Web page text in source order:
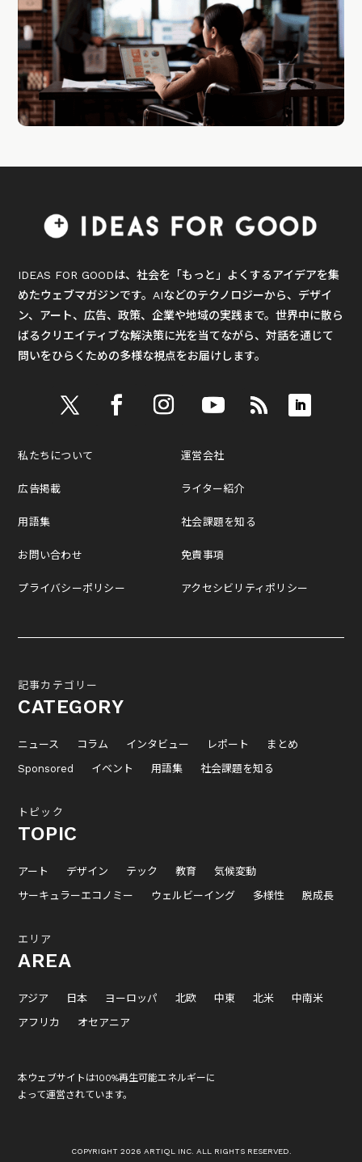
IDEAS FOR GOODは、社会を「もっと」よくするアイデアを集
めたウェブマガジンです。AIなどのテクノロジーから、デザイ
ン、アート、広告、政策、企業や地域の実践まで。世界中に散ら
ばるクリエイティブな解決策に光を当てながら、対話を通じて
問いをひらくための多様な視点をお届けします。
私たちについて
広告掲載
用語集
お問い合わせ
プライバシーポリシー
運営会社
ライター紹介
社会課題を知る
免責事項
アクセシビリティポリシー
記事カテゴリー
CATEGORY
ニュース コラム インタビュー レポート
まとめ
Sponsored
イベント 用語集 社会課題を知る
トピック
TOPIC
アート デザイン テック 教育
気候変動
サーキュラーエコノミー
ウェルビーイング 多様性 脱成長
エリア
AREA
アジア 日本 ヨーロッパ 北欧 中東 北米
中南米
アフリカ
オセアニア
本ウェブサイトは100%再生可能エネルギーに
よって運営されています。
COPYRIGHT 2026 ARTIQL INC. ALL RIGHTS RESERVED.